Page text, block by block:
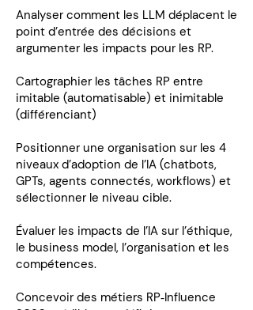
Analyser comment les LLM déplacent le
point d’entrée des décisions et
argumenter les impacts pour les RP.
Cartographier les tâches RP entre
imitable (automatisable) et inimitable
(différenciant)
Positionner une organisation sur les 4
niveaux d’adoption de l’IA (chatbots,
GPTs, agents connectés, workflows) et
sélectionner le niveau cible.
Évaluer les impacts de l’IA sur l’éthique,
le business model, l’organisation et les
compétences.
Concevoir des métiers RP‑Influence